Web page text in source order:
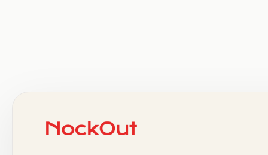
.   +   .   .   o   .   .   .   .   .   .   :   .
.   .   .   o   .   .   .   .   .   .   .   .   x   .